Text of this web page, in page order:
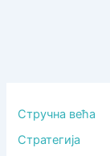
Стручна већа
Стратегија